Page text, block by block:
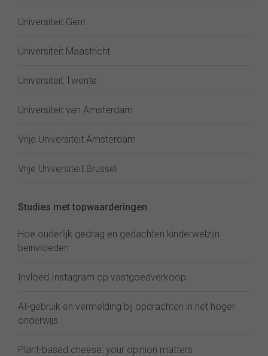
Universiteit Gent
Universiteit Maastricht
Universiteit Twente
Universiteit van Amsterdam
Vrije Universiteit Amsterdam
Vrije Universiteit Brussel
Studies met topwaarderingen
Hoe ouderlijk gedrag en gedachten kinderwelzijn
beïnvloeden
Invloed Instagram op vastgoedverkoop
AI-gebruik en vermelding bij opdrachten in het hoger
onderwijs
Plant-based cheese: your opinion matters